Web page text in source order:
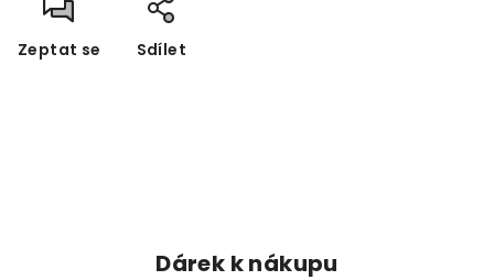
Zeptat se Sdílet
Dárek k nákupu